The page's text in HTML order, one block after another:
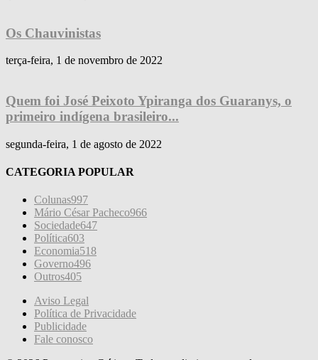
Os Chauvinistas
terça-feira, 1 de novembro de 2022
Quem foi José Peixoto Ypiranga dos Guaranys, o
primeiro indígena brasileiro...
segunda-feira, 1 de agosto de 2022
CATEGORIA POPULAR
Colunas997
Mário César Pacheco966
Sociedade647
Política603
Economia518
Governo496
Outros405
Aviso Legal
Política de Privacidade
Publicidade
Fale conosco